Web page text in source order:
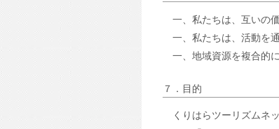
一、私たちは、互いの
一、私たちは、活動を
一、地域資源を複合的
７．目的
くりはらツーリズムネ